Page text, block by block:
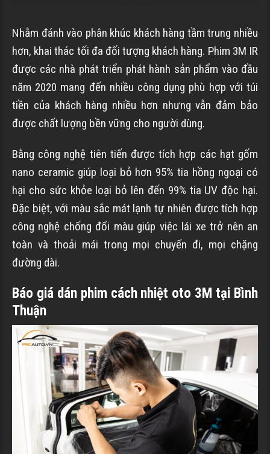
Nhằm đánh vào phân khúc khách hàng tầm trung nhiều
hơn, khai thác tối đa đối tượng khách hàng. Phim 3M IR
được các nhà phát triển phát hành sản phẩm vào đầu
năm 2020 mang đến nhiều công dụng phù hợp với túi
tiền của khách hàng nhiều hơn nhưng vẫn đảm bảo
được chất lượng bền vững cho người dùng.
Bằng công nghệ tiên tiến được tích hợp các hạt gốm
nano ceramic giúp loại bỏ hơn 95% tia hồng ngoại có
hại cho sức khỏe loại bỏ lên đến 99% tia UV độc hại.
Đặc biệt, với màu sắc mát lạnh tự nhiên được tích hợp
công nghệ chống đổi màu giúp việc lái xe trở nên an
toàn và thoải mái trong mọi chuyến đi, mọi chặng
đường dài.
Báo giá dán phim cách nhiệt oto 3M tại Bình
Thuận